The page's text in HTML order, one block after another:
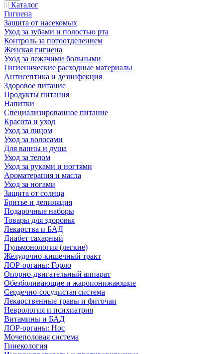
Каталог
Гигиена
Защита от насекомых
Уход за зубами и полостью рта
Контроль за потоотделением
Женская гигиена
Уход за лежачими больными
Гигиенические расходные материалы
Антисептика и дезинфекция
Здоровое питание
Продукты питания
Напитки
Специализированное питание
Красота и уход
Уход за лицом
Уход за волосами
Для ванны и душа
Уход за телом
Уход за руками и ногтями
Ароматерапия и масла
Уход за ногами
Защита от солнца
Бритье и депиляция
Подарочные наборы
Товары для здоровья
Лекарства и БАД
Диабет сахарный
Пульмонология (легкие)
Желудочно-кишечный тракт
ЛОР-органы: Горло
Опорно-двигательный аппарат
Обезболивающие и жаропонижающие
Сердечно-сосудистая система
Лекарственные травы и фиточаи
Неврология и психиатрия
Витамины и БАД
ЛОР-органы: Нос
Мочеполовая система
Гинекология